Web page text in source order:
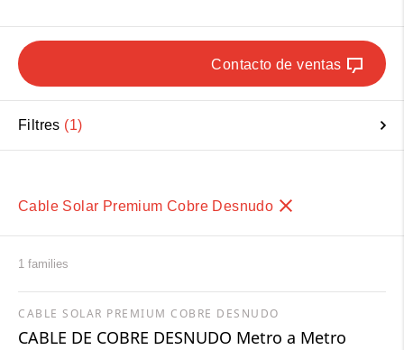
Contacto de ventas
Filtres 1
Cable Solar Premium Cobre Desnudo
1 families
CABLE SOLAR PREMIUM COBRE DESNUDO
CABLE DE COBRE DESNUDO Metro a Metro